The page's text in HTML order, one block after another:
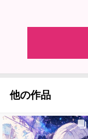
他の作品